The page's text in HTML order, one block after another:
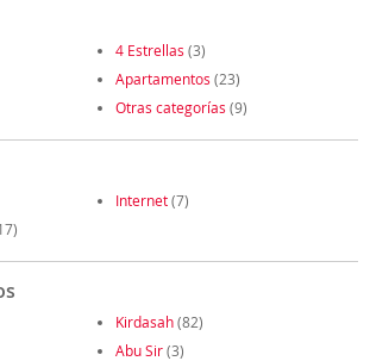
4 Estrellas (3)
Apartamentos (23)
Otras categorías (9)
Internet(7)
Kirdasah(82)
Abu Sir(3)